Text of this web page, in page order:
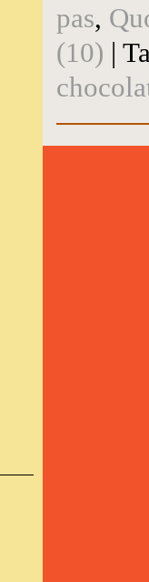
pas,
(10) |